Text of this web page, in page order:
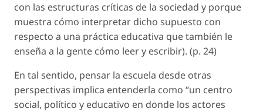
con las estructuras críticas de la sociedad y porque
muestra cómo interpretar dicho supuesto con
respecto a una práctica educativa que también le
enseña a la gente cómo leer y escribir). (p. 24)
En tal sentido, pensar la escuela desde otras
perspectivas implica entenderla como “un centro
social, político y educativo en donde los actores